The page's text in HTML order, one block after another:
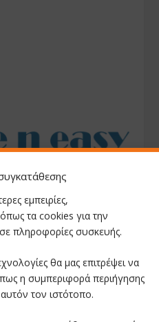
εμπειρίες,
τα cookies για την
πληροφορίες συσκευής.
θα μας επιτρέψει να
η συμπεριφορά περιήγησης
τον ιστότοπο.